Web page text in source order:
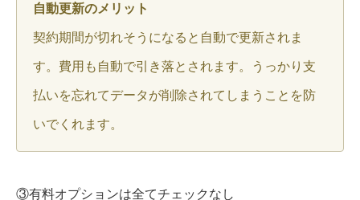
自動更新のメリット
契約期間が切れそうになると自動で更新されま
す。費用も自動で引き落とされます。うっかり支
払いを忘れてデータが削除されてしまうことを防
いでくれます。
③有料オプションは全てチェックなし